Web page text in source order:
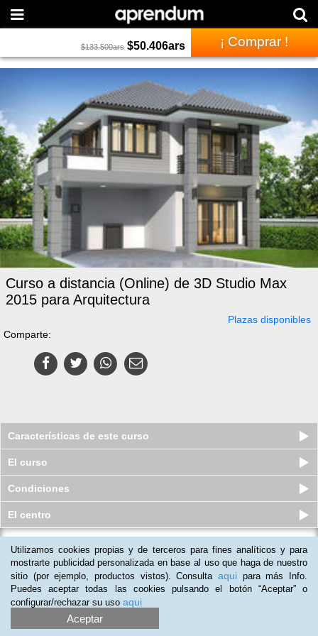
$133.500ars $50.406ars ¡ Comprar !
Curso a distancia (Online) de 3D Studio Max
2015 para Arquitectura
Plazas disponibles
Comparte:
Características de este curso
El curso
Condiciones
El centro
Máster online en Diseño Gráfico
Plazas disponibles
$209.987ars $ 101.733 ars
Utilizamos cookies propias y de terceros para fines analíticos y para
mostrarte publicidad personalizada en base al uso que haga de nuestro
sitio (por ejemplo, productos vistos). Consulta aqui para más Info.
Puedes aceptar todas las cookies pulsando el botón “Aceptar” o
configurar/rechazar su uso aqui
Aceptar